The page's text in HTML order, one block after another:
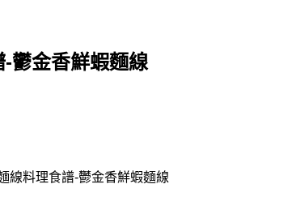
鬱金香鮮蝦麵線
線料理食譜-鬱金香鮮蝦麵線